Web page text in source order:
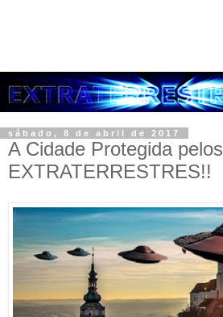
sábado, 8 de abril de 2017
A Cidade Protegida pelos
EXTRATERRESTRES!!